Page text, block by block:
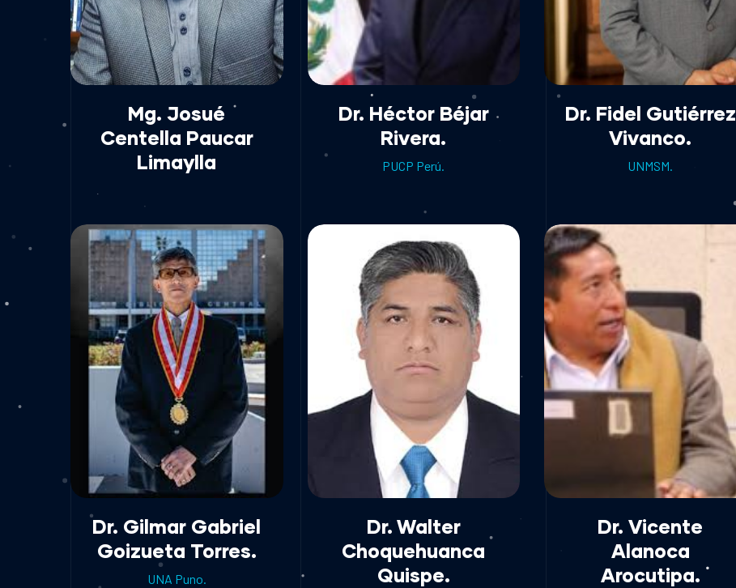
Mg. Josué
Centella Paucar
Limaylla
Dr. Héctor Béjar
Rivera.
PUCP Perú.
Dr. Fidel Gutiérrez
Vivanco.
UNMSM.
Dr. Gilmar Gabriel
Goizueta Torres.
UNA Puno.
Dr. Walter
Choquehuanca
Quispe.
Dr. Vicente
Alanoca
Arocutipa.